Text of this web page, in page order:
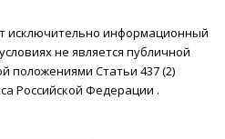
исключительно информационный
не является публичной
положениями Статьи 437 (2)
Российской Федерации .